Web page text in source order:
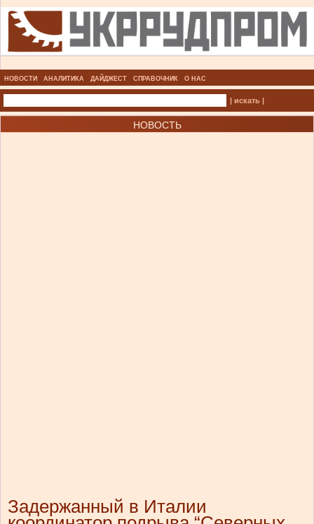
НОВОСТИ АНАЛИТИКА ДАЙДЖЕСТ СПРАВОЧНИК О НАС
| искать |
НОВОСТЬ
Задержанный в Италии